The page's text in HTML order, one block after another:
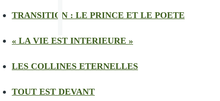
TRANSITION : LE PRINCE ET LE POETE
« LA VIE EST INTERIEURE »
LES COLLINES ETERNELLES
TOUT EST DEVANT